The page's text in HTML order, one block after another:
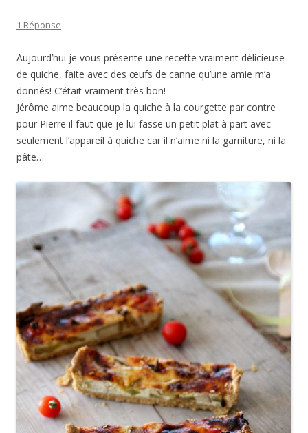
1 Réponse
Aujourd’hui je vous présente une recette vraiment délicieuse
de quiche, faite avec des œufs de canne qu’une amie m’a
donnés! C’était vraiment très bon!
Jérôme aime beaucoup la quiche à la courgette par contre
pour Pierre il faut que je lui fasse un petit plat à part avec
seulement l’appareil à quiche car il n’aime ni la garniture, ni la
pâte…